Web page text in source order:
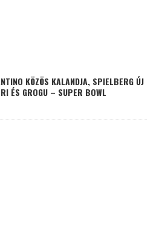
KÖZÖS KALANDJA, SPIELBERG ÚJ
ÉS GROGU – SUPER BOWL